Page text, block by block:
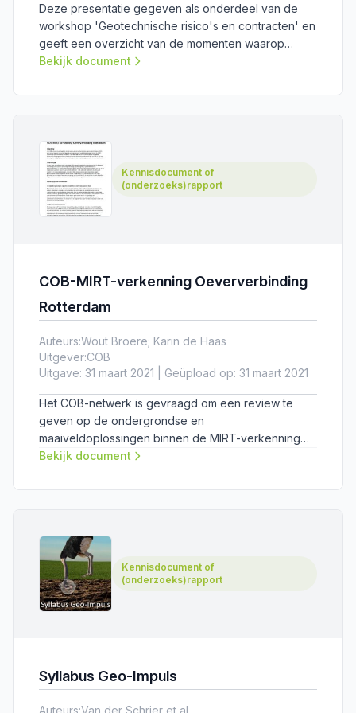
Deze presentatie gegeven als onderdeel van de
workshop 'Geotechnische risico's en contracten' en
geeft een overzicht van de momenten waarop
contracten worden afgesloten, verschillende
risicoverdeling in contracten.
Bekijk document
Kennisdocument of
(onderzoeks)rapport
COB-MIRT-verkenning Oeververbinding
Rotterdam
Auteurs:Wout Broere; Karin de Haas
Uitgever:COB
Uitgave: 31 maart 2021 | Geüpload op: 31 maart 2021
Het COB-netwerk is gevraagd om een review te
geven op de ondergrondse en
maaiveldoplossingen binnen de MIRT-verkenning
Oeververbinding Rotterdam. Een uitgebreide sessie
in tal van adviezen.
Bekijk document
Kennisdocument of
(onderzoeks)rapport
Syllabus Geo-Impuls
Auteurs:Van der Schrier et al.